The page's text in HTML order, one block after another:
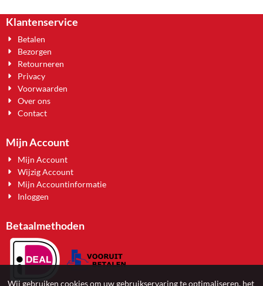
Klantenservice
Betalen
Bezorgen
Retourneren
Privacy
Voorwaarden
Over ons
Contact
Mijn Account
Mijn Account
Wijzig Account
Mijn Accountinformatie
Inloggen
Betaalmethoden
Wij gebruiken cookies om uw gebruikservaring te optimaliseren, het